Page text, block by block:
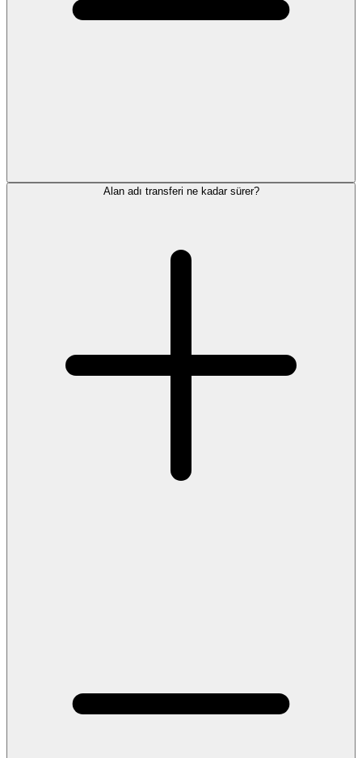
Alan adı transferi ne kadar sürer?